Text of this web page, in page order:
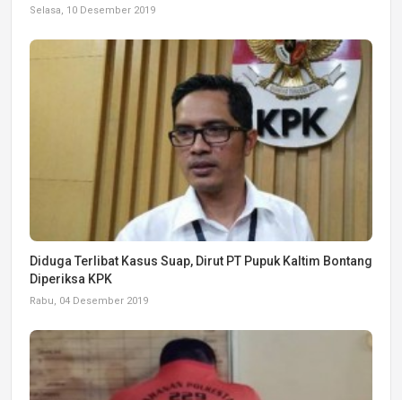
Selasa, 10 Desember 2019
Diduga Terlibat Kasus Suap, Dirut PT Pupuk Kaltim Bontang
Diperiksa KPK
Rabu, 04 Desember 2019